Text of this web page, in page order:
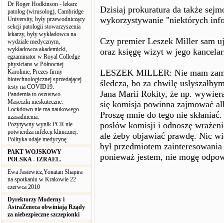
Dr Roger Hodkinson - lekarz
patolog (wirusolog), Cambridge
University, były przewodniczący
sekcji patologii stowarzyszenia
lekarzy, były wykładowca na
wydziale medycznym,
wykładowca akademicki,
egzaminator w Royal Colledge
physicians w Północnej
Karolinie, Prezes firmy
biotechnologicznej sprzedającej
testy na COVID19.
Pandemia to oszustwo.
Maseczki nieskuteczne.
Lockdown nie ma naukowego
uzasadnienia.
Pozytywny wynik PCR nie
potwierdza infekcji klinicznej.
Polityka udaje medycynę.
PAKT WOJSKOWY
POLSKA - IZRAEL.
Ewa Jasiewicz,Yonatan Shapira
na spotkaniu w Krakowie 22
czerwca 2010
Dyrektorzy Moderny i
AstraZeneca obwiniają Rządy
za niebezpieczne szczepionki
Dzisiaj prokuratura da także
wykorzystywanie "niektórych
Czy premier Leszek Miller sam
oraz księgę wizyt w jego
LESZEK MILLER: Nie mam
śledcza, bo za chwilę
Jana Marii Rokity, że np.
się komisja powinna zajmować
Proszę mnie do tego nie
posłów komisji i odnoszę
ale żeby objawiać prawdę. Nic
był przedmiotem
ponieważ jestem, nie mogę